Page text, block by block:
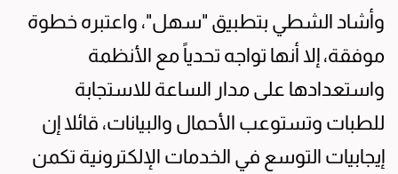
وأشاد الشطي بتطبيق "سهل"، واعتبره خطوة
موفقة، إلا أنها تواجه تحدياً مع الأنظمة
واستعدادها على مدار الساعة للاستجابة
للطبات وتستوعب الأحمال والبيانات، قائلا إن
إيجابيات التوسع في الخدمات الإلكترونية تكمن